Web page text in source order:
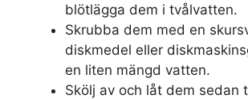
blötlägga dem i tvålvatten.
Skrubba dem med en
diskmedel eller
en liten mängd vatten.
Skölj av och låt dem sedan